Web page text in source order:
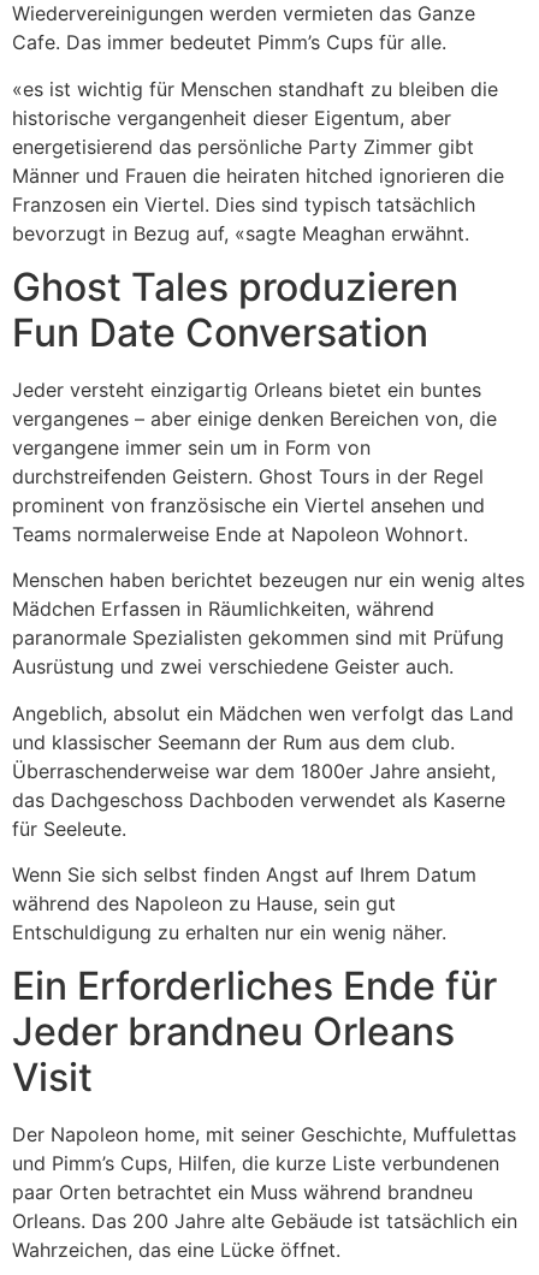
Wiedervereinigungen werden vermieten das Ganze
Cafe. Das immer bedeutet Pimm’s Cups für alle.
«es ist wichtig für Menschen standhaft zu bleiben die
historische vergangenheit dieser Eigentum, aber
energetisierend das persönliche Party Zimmer gibt
Männer und Frauen die heiraten hitched ignorieren die
Franzosen ein Viertel. Dies sind typisch tatsächlich
bevorzugt in Bezug auf, «sagte Meaghan erwähnt.
Ghost Tales produzieren
Fun Date Conversation
Jeder versteht einzigartig Orleans bietet ein buntes
vergangenes – aber einige denken Bereichen von, die
vergangene immer sein um in Form von
durchstreifenden Geistern. Ghost Tours in der Regel
prominent von französische ein Viertel ansehen und
Teams normalerweise Ende at Napoleon Wohnort.
Menschen haben berichtet bezeugen nur ein wenig altes
Mädchen Erfassen in Räumlichkeiten, während
paranormale Spezialisten gekommen sind mit Prüfung
Ausrüstung und zwei verschiedene Geister auch.
Angeblich, absolut ein Mädchen wen verfolgt das Land
und klassischer Seemann der Rum aus dem club.
Überraschenderweise war dem 1800er Jahre ansieht,
das Dachgeschoss Dachboden verwendet als Kaserne
für Seeleute.
Wenn Sie sich selbst finden Angst auf Ihrem Datum
während des Napoleon zu Hause, sein gut
Entschuldigung zu erhalten nur ein wenig näher.
Ein Erforderliches Ende für
Jeder brandneu Orleans
Visit
Der Napoleon home, mit seiner Geschichte, Muffulettas
und Pimm’s Cups, Hilfen, die kurze Liste verbundenen
paar Orten betrachtet ein Muss während brandneu
Orleans. Das 200 Jahre alte Gebäude ist tatsächlich ein
Wahrzeichen, das eine Lücke öffnet.